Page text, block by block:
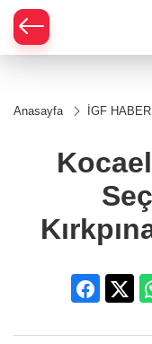
Anasayfa İGF HABER